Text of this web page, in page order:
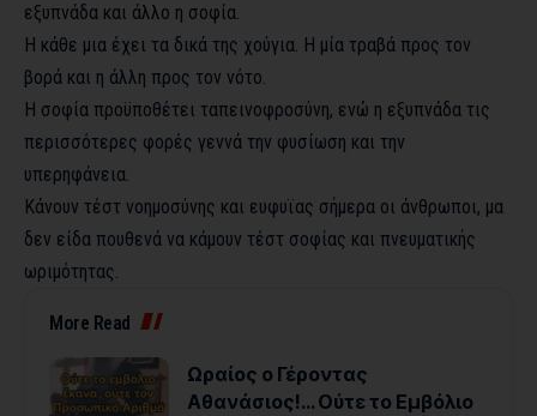
εξυπνάδα και άλλο η σοφία.
Η κάθε μια έχει τα δικά της χούγια. Η μία τραβά προς τον
βορά και η άλλη προς τον νότο.
Η σοφία προϋποθέτει ταπεινοφροσύνη, ενώ η εξυπνάδα τις
περισσότερες φορές γεννά την φυσίωση και την
υπερηφάνεια.
Κάνουν τέστ νοημοσύνης και ευφυϊας σήμερα οι άνθρωποι, μα
δεν είδα πουθενά να κάμουν τέστ σοφίας και πνευματικής
ωριμότητας.
More Read
Ωραίος ο Γέροντας
Αθανάσιος!… Ούτε το Εμβόλιο